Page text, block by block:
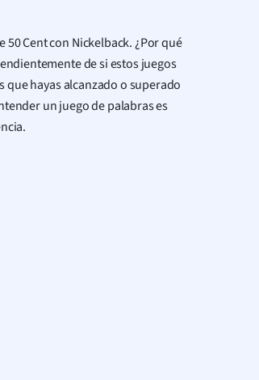
50 Cent con Nickelback. ¿Por qué
de si estos juegos
hayas alcanzado o superado
un juego de palabras es